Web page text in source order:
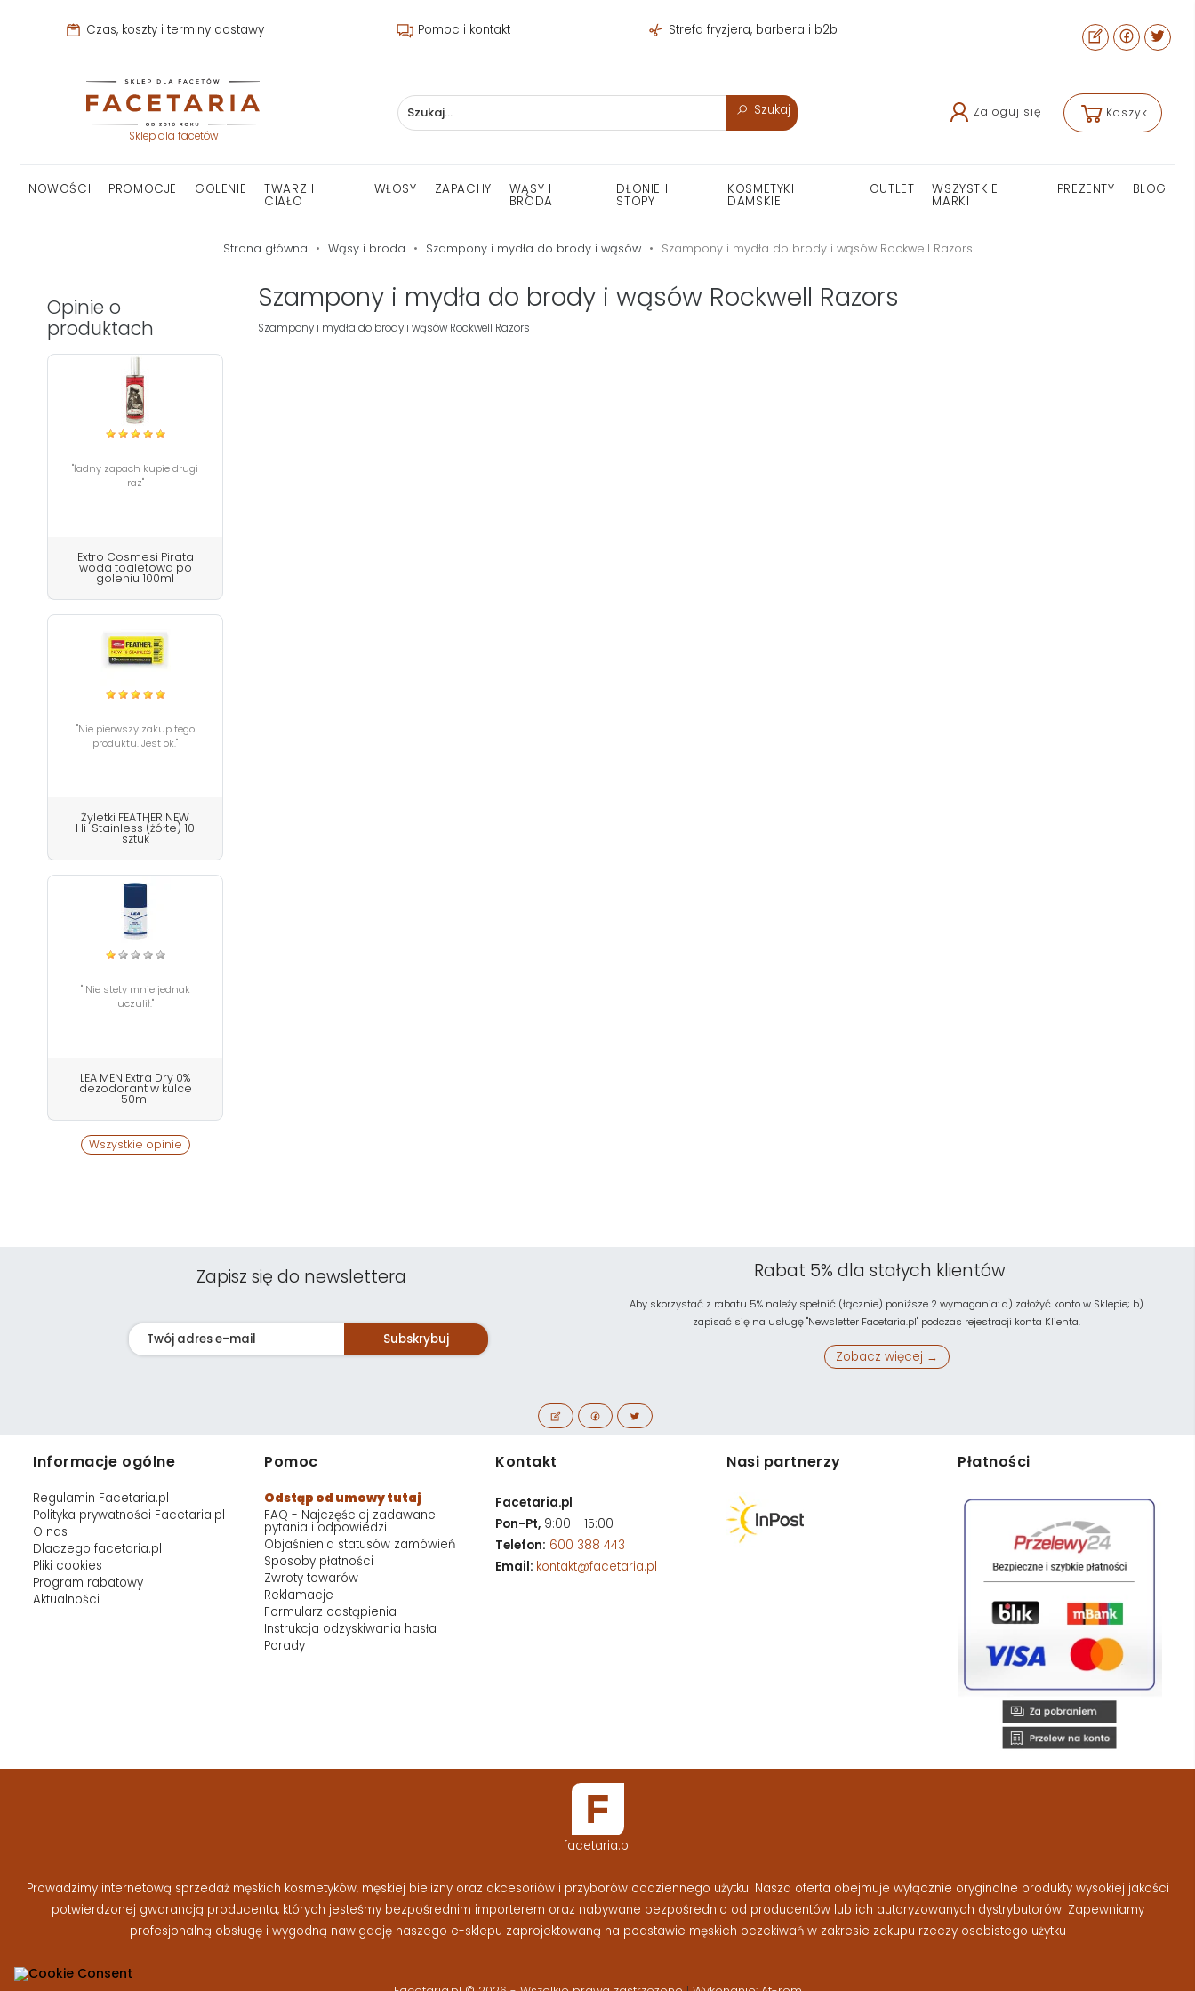
Czas, koszty i terminy dostawy Pomoc i kontakt Strefa fryzjera, barbera i b2b
Sklep dla facetów
Szukaj Zaloguj się Koszyk
NOWOŚCI PROMOCJE GOLENIE TWARZ I
CIAŁO
WŁOSY ZAPACHY WĄSY I
BRODA
DŁONIE I
STOPY
KOSMETYKI
DAMSKIE
OUTLET WSZYSTKIE
MARKI
PREZENTY BLOG
Strona główna Wąsy i broda Szampony i mydła do brody i wąsów Szampony i mydła do brody i wąsów Rockwell Razors
Opinie o
produktach
"ładny zapach kupie drugi
raz"
Extro Cosmesi Pirata
woda toaletowa po
goleniu 100ml
"Nie pierwszy zakup tego
produktu. Jest ok."
Żyletki FEATHER NEW
Hi-Stainless (żółte) 10
sztuk
" Nie stety mnie jednak
uczulił."
LEA MEN Extra Dry 0%
dezodorant w kulce
50ml
Wszystkie opinie
Szampony i mydła do brody i wąsów Rockwell Razors
Szampony i mydła do brody i wąsów Rockwell Razors
Zapisz się do newslettera
Subskrybuj
Rabat 5% dla stałych klientów
Aby skorzystać z rabatu 5% należy spełnić (łącznie) poniższe 2 wymagania: a) założyć konto w Sklepie; b)
zapisać się na usługę "Newsletter Facetaria.pl" podczas rejestracji konta Klienta.
Zobacz więcej →
Informacje ogólne
Regulamin Facetaria.pl
Polityka prywatności Facetaria.pl
O nas
Dlaczego facetaria.pl
Pliki cookies
Program rabatowy
Aktualności
Pomoc
Odstąp od umowy tutaj
FAQ - Najczęściej zadawane
pytania i odpowiedzi
Objaśnienia statusów zamówień
Sposoby płatności
Zwroty towarów
Reklamacje
Formularz odstąpienia
Instrukcja odzyskiwania hasła
Porady
Kontakt
Facetaria.pl
Pon-Pt, 9:00 - 15:00
Telefon: 600 388 443
Email: kontakt@facetaria.pl
Nasi partnerzy Płatności
facetaria.pl
Prowadzimy internetową sprzedaż męskich kosmetyków, męskiej bielizny oraz akcesoriów i przyborów codziennego użytku. Nasza oferta obejmuje wyłącznie oryginalne produkty wysokiej jakości
potwierdzonej gwarancją producenta, których jesteśmy bezpośrednim importerem oraz nabywane bezpośrednio od producentów lub ich autoryzowanych dystrybutorów. Zapewniamy
profesjonalną obsługę i wygodną nawigację naszego e-sklepu zaprojektowaną na podstawie męskich oczekiwań w zakresie zakupu rzeczy osobistego użytku